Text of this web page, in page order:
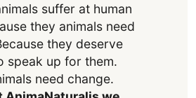
suffer at human
they animals need
they deserve
speak up for them.
need change.